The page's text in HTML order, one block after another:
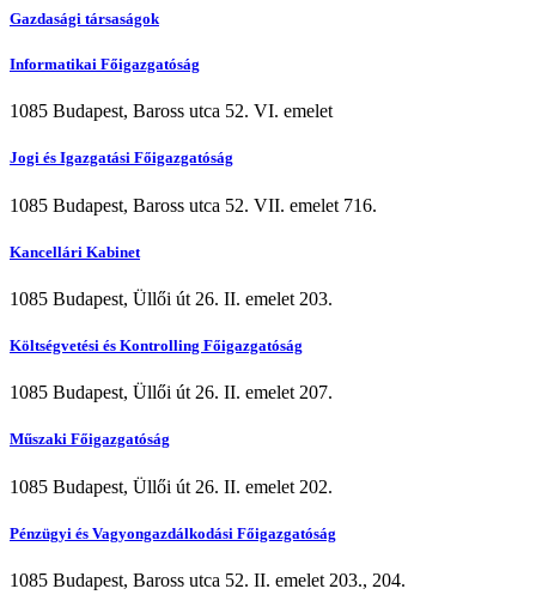
Gazdasági társaságok
Informatikai Főigazgatóság
1085 Budapest, Baross utca 52. VI. emelet
Jogi és Igazgatási Főigazgatóság
1085 Budapest, Baross utca 52. VII. emelet 716.
Kancellári Kabinet
1085 Budapest, Üllői út 26. II. emelet 203.
Költségvetési és Kontrolling Főigazgatóság
1085 Budapest, Üllői út 26. II. emelet 207.
Műszaki Főigazgatóság
1085 Budapest, Üllői út 26. II. emelet 202.
Pénzügyi és Vagyongazdálkodási Főigazgatóság
1085 Budapest, Baross utca 52. II. emelet 203., 204.